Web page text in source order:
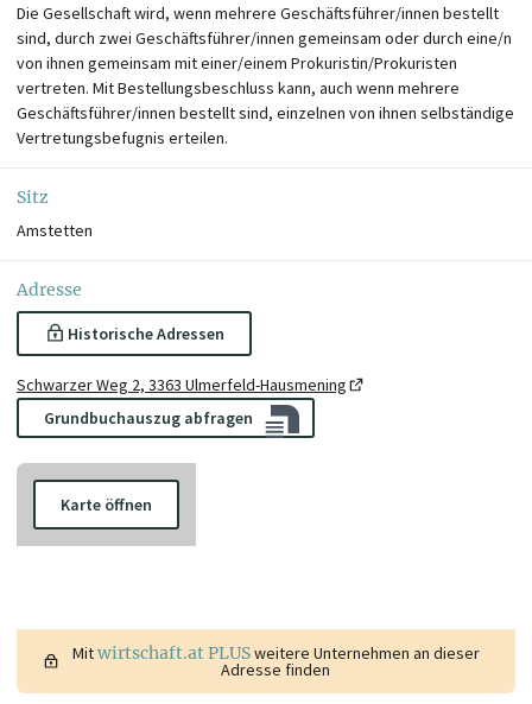
Die Gesellschaft wird, wenn mehrere Geschäftsführer/innen bestellt
sind, durch zwei Geschäftsführer/innen gemeinsam oder durch eine/n
von ihnen gemeinsam mit einer/einem Prokuristin/Prokuristen
vertreten. Mit Bestellungsbeschluss kann, auch wenn mehrere
Geschäftsführer/innen bestellt sind, einzelnen von ihnen selbständige
Vertretungsbefugnis erteilen.
Sitz
Amstetten
Adresse
Historische Adressen
Schwarzer Weg 2, 3363 Ulmerfeld-Hausmening
Grundbuchauszug abfragen
Karte öffnen
Mitwirtschaft.at PLUSweitere Unternehmen an dieser
Adresse finden